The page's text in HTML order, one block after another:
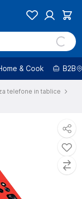
& Cook B2B
telefone in tablice